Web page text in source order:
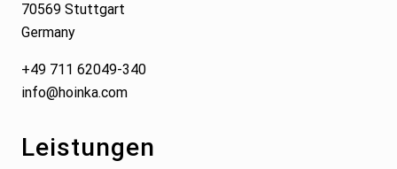
70569 Stuttgart
Germany
+49 711 62049-340
info@hoinka.com
Leistungen